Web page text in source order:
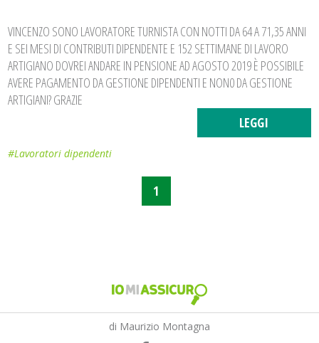
VINCENZO SONO LAVORATORE TURNISTA CON NOTTI DA 64 A 71,35 ANNI
E SEI MESI DI CONTRIBUTI DIPENDENTE E 152 SETTIMANE DI LAVORO
ARTIGIANO DOVREI ANDARE IN PENSIONE AD AGOSTO 2019 È POSSIBILE
AVERE PAGAMENTO DA GESTIONE DIPENDENTI E NON0 DA GESTIONE
ARTIGIANI? GRAZIE
LEGGI
#Lavoratori dipendenti
1
di Maurizio Montagna